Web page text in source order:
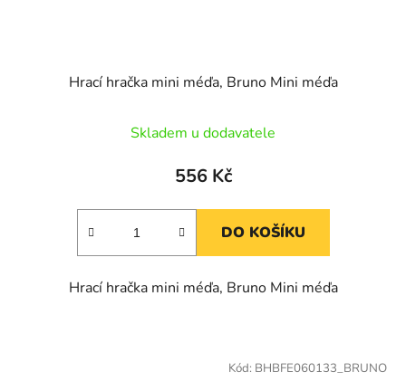
Hrací hračka mini méďa, Bruno Mini méďa
Skladem u dodavatele
556 Kč
DO KOŠÍKU
Hrací hračka mini méďa, Bruno Mini méďa
Kód: BHBFE060133_BRUNO